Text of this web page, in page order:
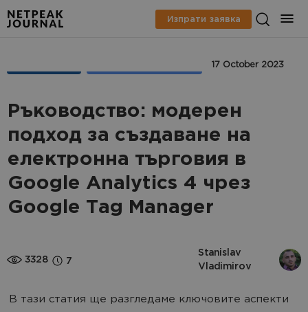
Изпрати заявка
17 October 2023
Ръководство: модерен
подход за създаване на
електронна търговия в
Google Analytics 4 чрез
Google Tag Manager
3328 7
Stanislav
Vladimirov
В тази статия ще разгледаме ключовите аспекти